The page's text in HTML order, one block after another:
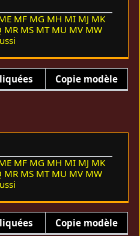
MF MG MH MI MJ MK
MR MS MT MU MV MW
Copie modèle
MF MG MH MI MJ MK
MR MS MT MU MV MW
Copie modèle